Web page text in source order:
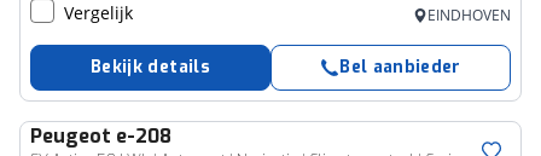
Vergelijk EINDHOVEN
Bekijk details Bel aanbieder
Peugeot e-208